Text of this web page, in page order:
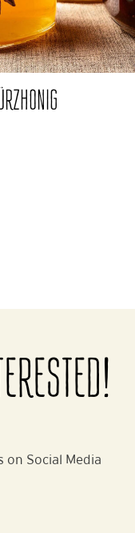
on Social Media